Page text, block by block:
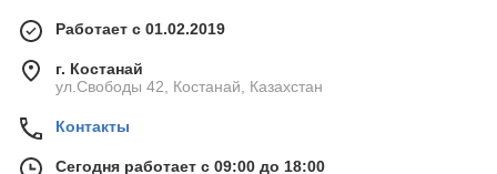
Работает с 01.02.2019
г. Костанай
ул.Свободы 42, Костанай, Казахстан
Контакты
Сегодня работает с 09:00 до 18:00